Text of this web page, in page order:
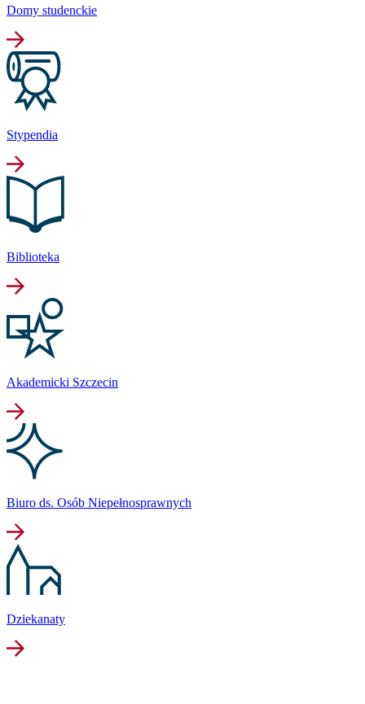
Domy studenckie
Stypendia
Biblioteka
Akademicki Szczecin
Biuro ds. Osób Niepełnosprawnych
Dziekanaty